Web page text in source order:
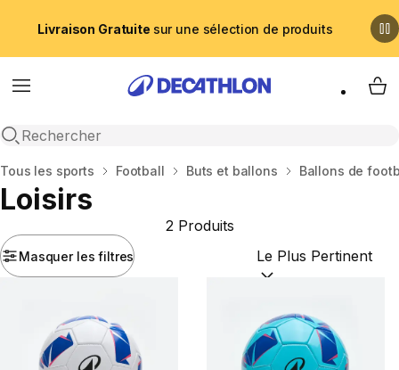
Livraison Gratuite sur une sélection de produits
Menu
Recherche ouverte
My
Accueil
Tous les sports Football Buts et ballons Ballons de
Loisirs
Masquer les filtres
2 Produits
Trier par :(optional)